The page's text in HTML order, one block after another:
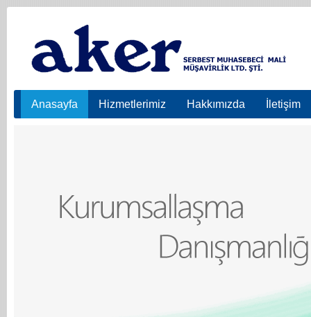
Anasayfa Hizmetlerimiz Hakkımızda İletişim